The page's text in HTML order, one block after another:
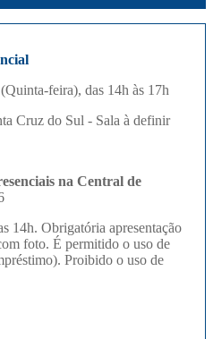
feira), das 14h às 17h
Cruz do Sul - Sala à definir
na Central de
14h. Obrigatória apresentação
foto. É permitido o uso de
Proibido o uso de